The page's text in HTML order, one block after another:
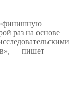
«финишную
раз на основе
— пишет